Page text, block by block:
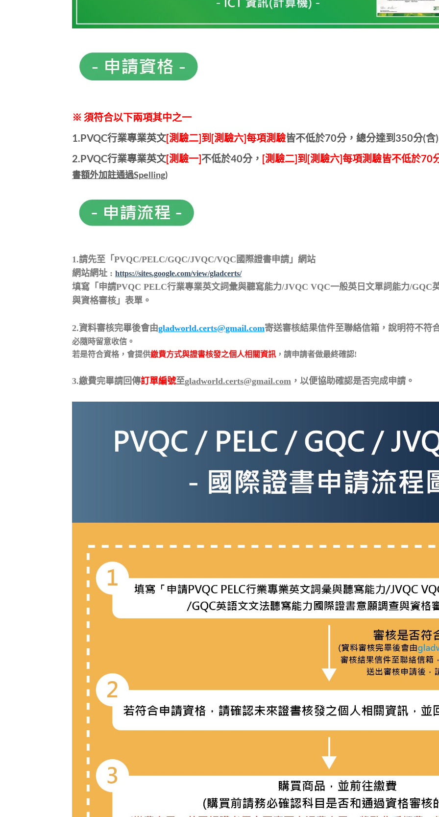
※ 須符合以下兩項其中之一
1.PVQC行業專業英文[測驗二]到[測驗六]每項測驗皆不低於70分，總分達到350分(含
2.PVQC行業專業英文[測驗一]不低於40分， [測驗二]到[測驗六]每項測驗皆不低於70
書額外加註通過Spelling)
1.請先至「PVQC/PELC/GQC/JVQC/VQC國際證書申請」網站
網站網址 : https://sites.google.com/view/gladcerts/
填寫 「申請PVQC PELC行業專業英文詞彙與聽寫能力/JVQC VQC一般英日文單詞能力/GQC
與資格審核」 表單。
2.資料審核完畢後會由gladworld.certs@gmail.com寄送審核結果信件至聯絡信箱，說明符不符
必隨時留意收信。
若是符合資格，會提供繳費方式與證書核發之個人相關資訊 ，請申請者做最終確認!
3.繳費完畢請回傳訂單編號至gladworld.certs@gmail.com ， 以便協助確認是否完成申請。